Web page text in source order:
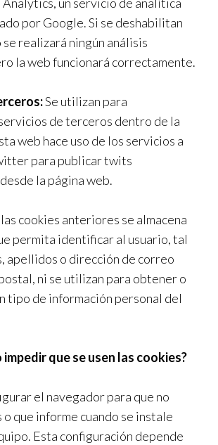
por Google. Si se deshabilitan
se realizará ningún análisis
la web funcionará correctamente.
Se utilizan para
de terceros dentro de la
web hace uso de los servicios a
para publicar twits
la página web.
cookies anteriores se almacena
permita identificar al usuario, tal
apellidos o dirección de correo
ni se utilizan para obtener o
tipo de información personal del
impedir que se usen las cookies?
el navegador para que no
que informe cuando se instale
Esta configuración depende